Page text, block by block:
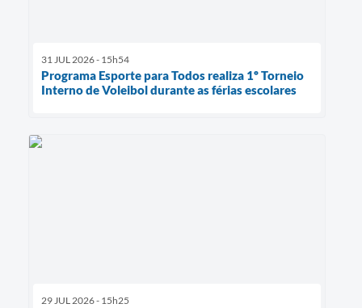
31 JUL 2026 - 15h54
Programa Esporte para Todos realiza 1º Torneio
Interno de Voleibol durante as férias escolares
29 JUL 2026 - 15h25